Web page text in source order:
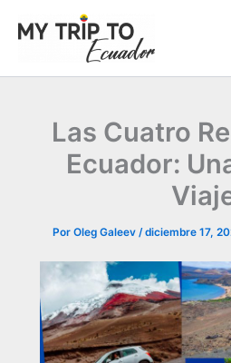
Las Cuatro
Ecuador:
Por Oleg Galeev /diciembre 17,